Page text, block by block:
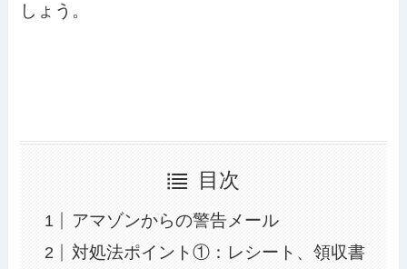
しょう。
目次
アマゾンからの警告メール
対処法ポイント①：レシート、領収書